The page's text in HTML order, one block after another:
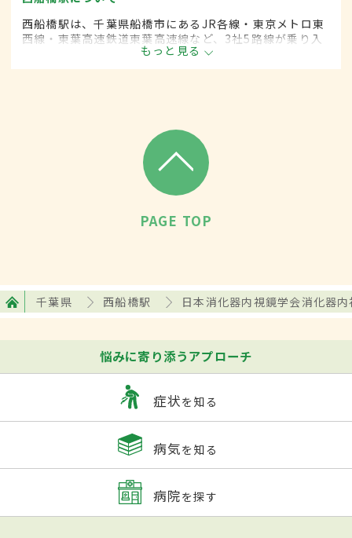
西船橋駅は、千葉県船橋市にあるJR各線・東京メトロ東
西線・東葉高速鉄道東葉高速線など、3社5路線が乗り入
れている。駅構内にはショッピングモールも併設されて
いて、多くの人に利用されている。
もっと見る
PAGE TOP
千葉県 西船橋駅 日本消化器内視鏡学会消化器
悩みに寄り添うアプローチ
症状を知る
病気を知る
病院を探す